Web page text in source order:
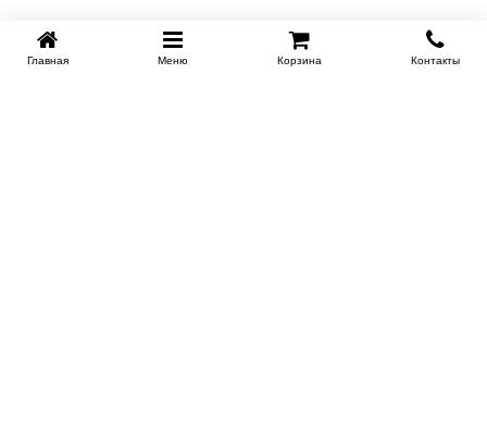
Главная Меню Корзина Контакты